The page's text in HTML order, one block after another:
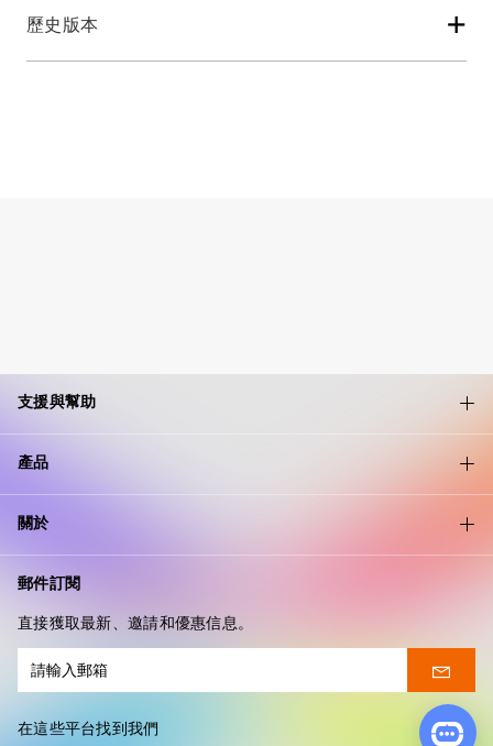
歷史版本 +
支援與幫助
產品
關於
郵件訂閱
直接獲取最新、邀請和優惠信息。
在這些平台找到我們